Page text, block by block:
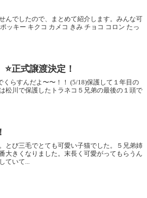
でしたので、まとめて紹介します。みんな可
ッキー キクコ カメコ きみ チョコ コロン たっ
正式譲渡決定！
らすんだよ〜〜！！ (5/18)保護して１年目の
松川で保護したトラネコ５兄弟の最後の１頭で
とび三毛でとても可愛い子猫でした。５兄弟姉
大きくなりました。末長く可愛がってもらうん
ていて...